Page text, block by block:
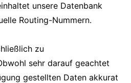
unsere Datenbank
Routing-Nummern.
zu
sehr darauf geachtet
gestellten Daten akkurat